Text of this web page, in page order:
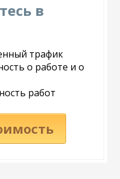
в
трафик
о работе и о
работ